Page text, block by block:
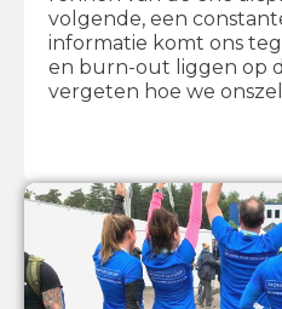
volgende, een
informatie komt ons
en burn-out liggen op
vergeten hoe we